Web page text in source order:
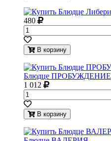
480
В корзину
Блюдце ПРОБУЖДЕНИЕ
1 012
В корзину